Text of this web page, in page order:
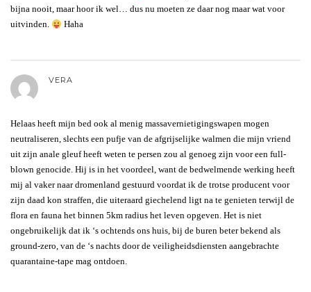
bijna nooit, maar hoor ik wel… dus nu moeten ze daar nog maar wat voor
uitvinden.
Haha
VERA
Helaas heeft mijn bed ook al menig massavernietigingswapen mogen
neutraliseren, slechts een pufje van de afgrijselijke walmen die mijn vriend
uit zijn anale gleuf heeft weten te persen zou al genoeg zijn voor een full-
blown genocide. Hij is in het voordeel, want de bedwelmende werking heeft
mij al vaker naar dromenland gestuurd voordat ik de trotse producent voor
zijn daad kon straffen, die uiteraard giechelend ligt na te genieten terwijl de
flora en fauna het binnen 5km radius het leven opgeven. Het is niet
ongebruikelijk dat ik ‘s ochtends ons huis, bij de buren beter bekend als
ground-zero, van de ‘s nachts door de veiligheidsdiensten aangebrachte
quarantaine-tape mag ontdoen.